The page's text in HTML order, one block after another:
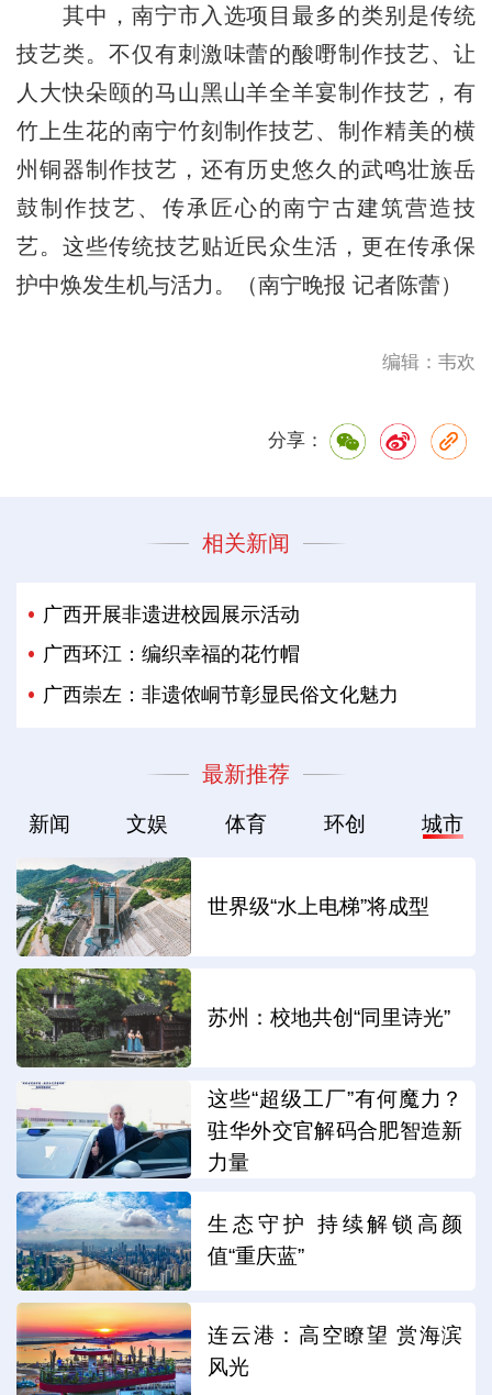
其中，南宁市入选项目最多的类别是传统
技艺类。不仅有刺激味蕾的酸嘢制作技艺、让
人大快朵颐的马山黑山羊全羊宴制作技艺，有
竹上生花的南宁竹刻制作技艺、制作精美的横
州铜器制作技艺，还有历史悠久的武鸣壮族岳
鼓制作技艺、传承匠心的南宁古建筑营造技
艺。这些传统技艺贴近民众生活，更在传承保
护中焕发生机与活力。（南宁晚报 记者陈蕾）
编辑：韦欢
分享：
相关新闻
广西开展非遗进校园展示活动
广西环江：编织幸福的花竹帽
广西崇左：非遗侬峒节彰显民俗文化魅力
最新推荐
新闻 文娱 体育 环创 城市
世界级“水上电梯”将成型
苏州：校地共创“同里诗光”
这些“超级工厂”有何魔力？
驻华外交官解码合肥智造新
力量
生态守护 持续解锁高颜
值“重庆蓝”
连云港：高空瞭望 赏海滨
风光